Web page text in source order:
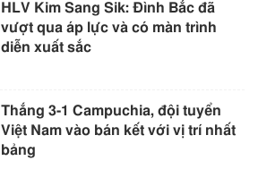
HLV Kim Sang Sik: Đình Bắc đã
vượt qua áp lực và có màn trình
diễn xuất sắc
Thắng 3-1 Campuchia, đội tuyển
Việt Nam vào bán kết với vị trí nhất
bảng